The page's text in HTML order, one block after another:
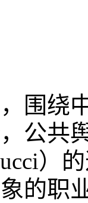
围绕
公共
）
的职